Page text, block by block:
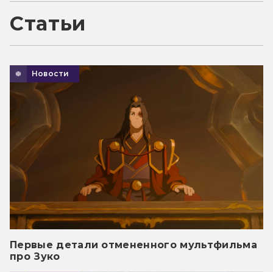
Статьи
Новости
Первые детали отмененного мультфильма
про Зуко